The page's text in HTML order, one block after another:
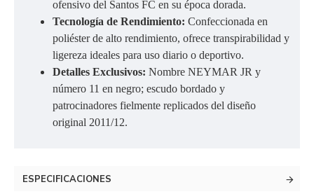
ofensivo del Santos FC en su época dorada.
Tecnología de Rendimiento: Confeccionada en
poliéster de alto rendimiento, ofrece transpirabilidad y
ligereza ideales para uso diario o deportivo.
Detalles Exclusivos: Nombre NEYMAR JR y
número 11 en negro; escudo bordado y
patrocinadores fielmente replicados del diseño
original 2011/12.
ESPECIFICACIONES